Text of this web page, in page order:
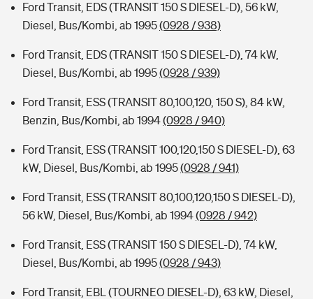
Ford Transit, EDS (TRANSIT 150 S DIESEL-D), 56 kW,
Diesel, Bus/Kombi, ab 1995(0928 / 938)
Ford Transit, EDS (TRANSIT 150 S DIESEL-D), 74 kW,
Diesel, Bus/Kombi, ab 1995(0928 / 939)
Ford Transit, ESS (TRANSIT 80,100,120, 150 S), 84 kW,
Benzin, Bus/Kombi, ab 1994(0928 / 940)
Ford Transit, ESS (TRANSIT 100,120,150 S DIESEL-D), 63
kW, Diesel, Bus/Kombi, ab 1995(0928 / 941)
Ford Transit, ESS (TRANSIT 80,100,120,150 S DIESEL-D),
56 kW, Diesel, Bus/Kombi, ab 1994(0928 / 942)
Ford Transit, ESS (TRANSIT 150 S DIESEL-D), 74 kW,
Diesel, Bus/Kombi, ab 1995(0928 / 943)
Ford Transit, EBL (TOURNEO DIESEL-D), 63 kW, Diesel,